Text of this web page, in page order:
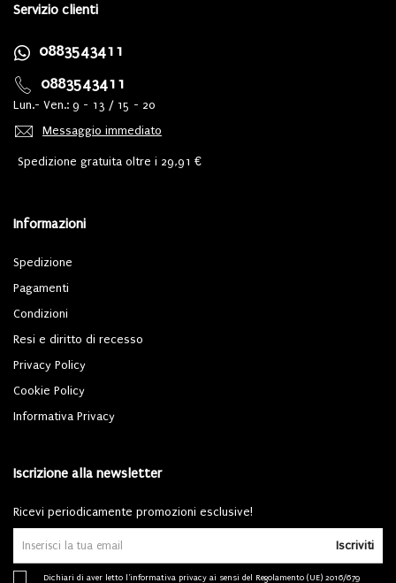
Servizio clienti
0883543411
0883543411
Lun.- Ven.: 9 - 13 / 15 - 20
Messaggio immediato
Spedizione gratuita oltre i 29,91 €
Informazioni
Spedizione
Pagamenti
Condizioni
Resi e diritto di recesso
Privacy Policy
Cookie Policy
Informativa Privacy
Iscrizione alla newsletter
Ricevi periodicamente promozioni esclusive!
Iscriviti
Dichiari di aver letto l'informativa privacy ai sensi del Regolamento (UE) 2016/679